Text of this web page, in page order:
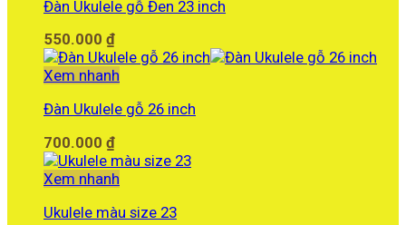
Đàn Ukulele gỗ Đen 23 inch
550.000 ₫
Xem nhanh
Đàn Ukulele gỗ 26 inch
700.000 ₫
Xem nhanh
Ukulele màu size 23